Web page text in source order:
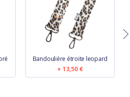
Bandoulière étroite leopard
13,50 €